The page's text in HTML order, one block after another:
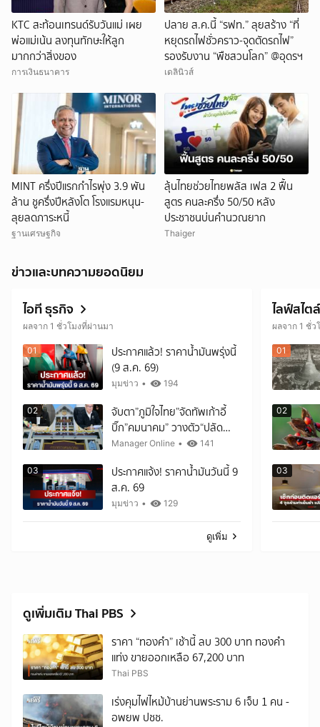
KTC สะท้อนเทรนด์รับวันแม่ เผย
พ่อแม่เน้น ลงทุนทักษะให้ลูก
มากกว่าสิ่งของ
การเงินธนาคาร
ปลาย ส.ค.นี้ “รฟท.” ลุยสร้าง “ที่
หยุดรถไฟชั่วคราว-จุดตัดรถไฟ”
รองรับงาน “พืชสวนโลก” @อุดรฯ
เดลินิวส์
MINT ครึ่งปีแรกกำไรพุ่ง 3.9 พัน
ล้าน ชูครึ่งปีหลังโต โรงแรมหนุน-
ลุยลดภาระหนี้
ฐานเศรษฐกิจ
ลุ้นไทยช่วยไทยพลัส เฟส 2 ฟื้น
สูตร คนละครึ่ง 50/50 หลัง
ประชาชนบ่นคำนวณยาก
Thaiger
ข่าวและบทความยอดนิยม
ไอที ธุรกิจ
ผลจาก 1 ชั่วโมงที่ผ่านมา
01
ประกาศแล้ว! ราคาน้ำมันพรุ่งนี้
(9 ส.ค. 69)
มุมข่าว • 194
02
จับตา”ภูมิใจไทย”จัดทัพเก้าอี้
บิ๊ก”คมนาคม” วางตัว“ปลัด
คมนาคม”คนใหม่ นั่งยาว 8-10
Manager Online • 141
03
ประกาศแจ้ง! ราคาน้ำมันวันนี้ 9
ส.ค. 69
มุมข่าว • 129
ดูเพิ่ม
ไลฟ์สไตล์
ผลจาก 1 ชั่
01
02
03
ดูเพิ่มเติม Thai PBS
ราคา “ทองคำ” เช้านี้ ลบ 300 บาท ทองคำ
แท่ง ขายออกเหลือ 67,200 บาท
Thai PBS
เร่งคุมไฟไหม้บ้านย่านพระราม 6 เจ็บ 1 คน -
อพยพ ปชช.